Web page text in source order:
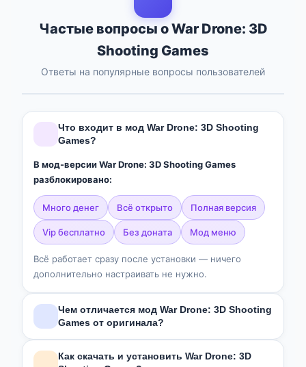
Частые вопросы о War Drone: 3D
Shooting Games
Ответы на популярные вопросы пользователей
Что входит в мод War Drone: 3D Shooting
Games?
В мод-версии War Drone: 3D Shooting Games
разблокировано:
много денег всё открыто полная версия
vip бесплатно без доната мод меню
Всё работает сразу после установки — ничего
дополнительно настраивать не нужно.
Чем отличается мод War Drone: 3D Shooting
Games от оригинала?
War Drone: 3D Shooting Gamesвключает:
Как скачать и установить War Drone: 3D